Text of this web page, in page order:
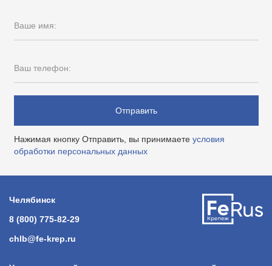
Ваше имя:
Ваш телефон:
Отправить
Нажимая кнопку Отправить, вы принимаете условия
обработки персональных данных
Челябинск
8 (800) 775-82-29
chlb@fe-krep.ru